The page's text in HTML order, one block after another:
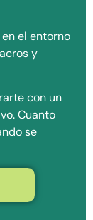
el entorno
y
con un
Cuanto
se